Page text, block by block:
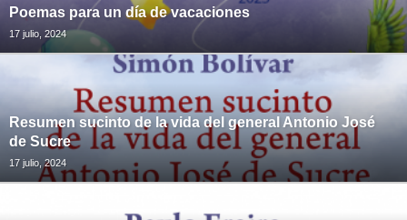
Poemas para un día de vacaciones
17 julio, 2024
Resumen sucinto de la vida del general Antonio José
de Sucre
17 julio, 2024